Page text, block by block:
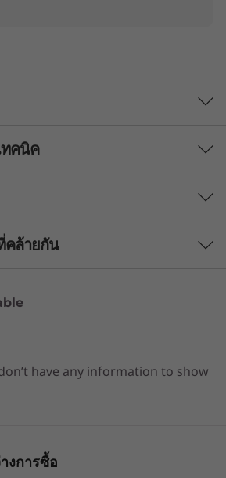
Design with
sleek, full metal chassis with
as it is functional. The soft
folio case and thoughtful
for work, play, or anything in
ทคนิค
คล้ายกัน
Lenovo V14
Lenovo
have any information to show
งการซื้อ